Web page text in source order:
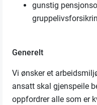
gunstig
Generelt
Vi ønsker et
ansatt skal gjenspeile
oppfordrer alle som er